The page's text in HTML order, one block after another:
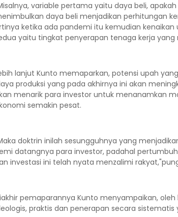
variable pertama yaitu daya beli,
daya beli menjadikan perhitungan
ketika ada pandemi itu kemudian
yaitu tingkat penyerapan tenaga kerja
lanjut Kunto memaparkan, potensi upah
produksi yang pada akhirnya ini akan
menarik para investor untuk menanamkan
semakin pesat.
doktrin inilah sesungguhnya yang
datangnya para investor, padahal
investasi ini telah nyata menzalimi
pemaparannya Kunto menyampaikan,
praktis dan penerapan secara sistematis